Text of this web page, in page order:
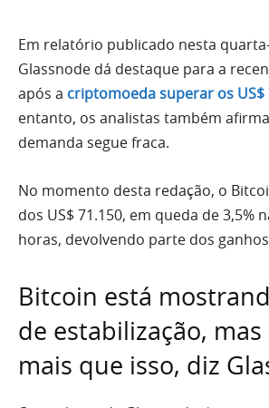
Em relatório publicado nesta
Glassnode dá destaque para a
após a criptomoeda superar os US$
entanto, os analistas também
demanda segue fraca.
No momento desta redação, o
dos US$ 71.150, em queda de 3,5%
horas, devolvendo parte dos
Bitcoin está
de estabilização,
mais que isso, diz